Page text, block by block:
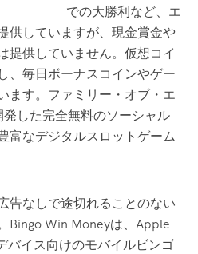
での大勝利など、エ
供していますが、現金賞金や
提供していません。仮想コイ
、毎日ボーナスコインやゲー
ます。ファミリー・オブ・エ
した完全無料のソーシャル
富なデジタルスロットゲーム
告なしで途切れることのない
Bingo Win Moneyは、Apple
バイス向けのモバイルビンゴ